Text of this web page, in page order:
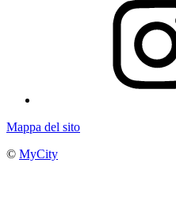
Mappa del sito
© MyCity